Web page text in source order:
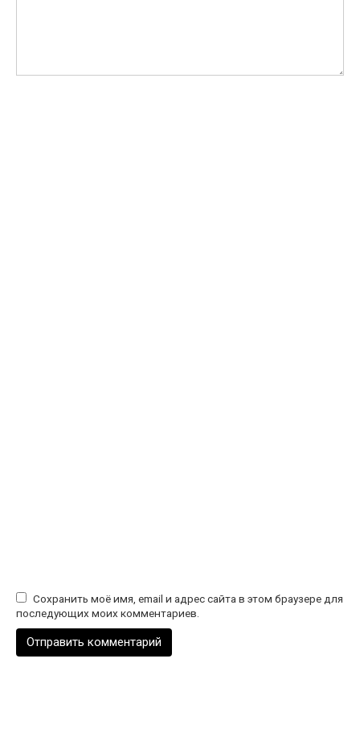
Сохранить моё имя, email и адрес сайта в этом браузере для
последующих моих комментариев.